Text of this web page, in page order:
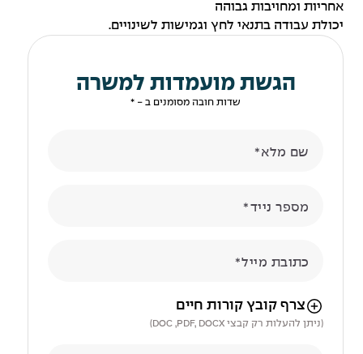
אחריות ומחויבות גבוהה
יכולת עבודה בתנאי לחץ וגמישות לשינויים.
הגשת מועמדות למשרה
שדות חובה מסומנים ב - *
שם מלא
מספר נייד
כתובת מייל
הניווט לאחר העלאת הקובץ באמצעות מקש ה-TAB
צרף קובץ קורות חיים
(ניתן להעלות רק קבצי DOC ,PDF, DOCX)